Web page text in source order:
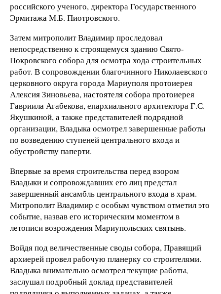
российского ученого, директора Государственного
Эрмитажа М.Б. Пиотровского.
Затем митрополит Владимир проследовал
непосредственно к строящемуся зданию Свято-
Покровского собора для осмотра хода строительных
работ. В сопровождении благочинного Николаевского
церковного округа города Мариуполя протоиерея
Алексия Зиновьева, настоятеля собора протоиерея
Гавриила Агабекова, епархиального архитектора Г.С.
Якушкиной, а также представителей подрядной
организации, Владыка осмотрел завершенные работы
по возведению ступеней центрального входа и
обустройству паперти.
Впервые за время строительства перед взором
Владыки и сопровождавших его лиц предстал
завершенный ансамбль центрального входа в храм.
Митрополит Владимир с особым чувством отметил это
событие, назвав его историческим моментом в
летописи возрождения Мариупольских святынь.
Войдя под величественные своды собора, Правящий
архиерей провел рабочую планерку со строителями.
Владыка внимательно осмотрел текущие работы,
заслушал подробный доклад представителей